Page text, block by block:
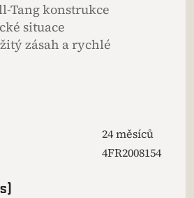
Tang konstrukce
situace
zásah a rychlé
24 měsíců
4FR2008154